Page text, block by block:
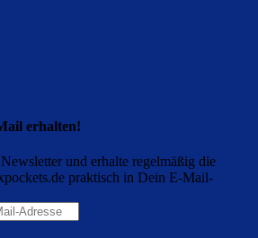
erhalten!
und erhalte regelmäßig die
praktisch in Dein E-Mail-